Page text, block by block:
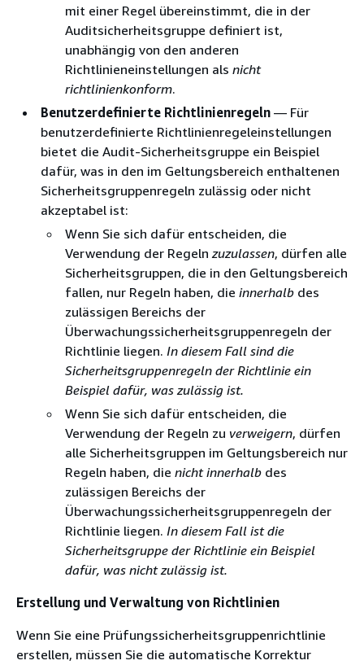
mit einer Regel übereinstimmt, die in der
Auditsicherheitsgruppe definiert ist,
unabhängig von den anderen
Richtlinieneinstellungen als nicht
richtlinienkonform.
Benutzerdefinierte Richtlinienregeln — Für
benutzerdefinierte Richtlinienregeleinstellungen
bietet die Audit-Sicherheitsgruppe ein Beispiel
dafür, was in den im Geltungsbereich enthaltenen
Sicherheitsgruppenregeln zulässig oder nicht
akzeptabel ist:
Wenn Sie sich dafür entscheiden, die
Verwendung der Regelnzuzulassen, dürfen alle
Sicherheitsgruppen, die in den Geltungsbereich
fallen, nur Regeln haben, die innerhalb des
zulässigen Bereichs der
Überwachungssicherheitsgruppenregeln der
Richtlinie liegen. In diesem Fall sind die
Sicherheitsgruppenregeln der Richtlinie ein
Beispiel dafür, was zulässig ist.
Wenn Sie sich dafür entscheiden, die
Verwendung der Regeln zu verweigern, dürfen
alle Sicherheitsgruppen im Geltungsbereich nur
Regeln haben, die nicht innerhalb des
zulässigen Bereichs der
Überwachungssicherheitsgruppenregeln der
Richtlinie liegen. In diesem Fall ist die
Sicherheitsgruppe der Richtlinie ein Beispiel
dafür, was nicht zulässig ist.
Erstellung und Verwaltung von Richtlinien
Wenn Sie eine Prüfungssicherheitsgruppenrichtlinie
erstellen, müssen Sie die automatische Korrektur